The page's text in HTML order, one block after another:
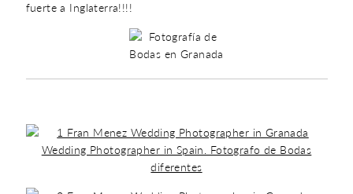
fuerte a Inglaterra!!!!